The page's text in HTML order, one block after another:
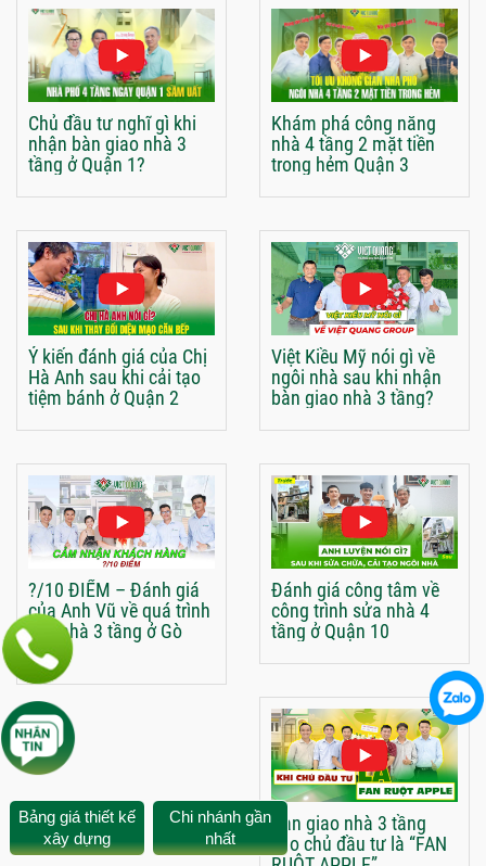
Chủ đầu tư nghĩ gì khi
nhận bàn giao nhà 3
tầng ở Quận 1?
Khám phá công năng
nhà 4 tầng 2 mặt tiền
trong hẻm Quận 3
Ý kiến đánh giá của Chị
Hà Anh sau khi cải tạo
tiệm bánh ở Quận 2
Việt Kiều Mỹ nói gì về
ngôi nhà sau khi nhận
bàn giao nhà 3 tầng?
?/10 ĐIỂM – Đánh giá
của Anh Vũ về quá trình
xây nhà 3 tầng ở Gò
Vấp
Đánh giá công tâm về
công trình sửa nhà 4
tầng ở Quận 10
Bàn giao nhà 3 tầng
cho chủ đầu tư là “FAN
Bảng giá thiết kế
xây dựng
Chi nhánh gần
nhất